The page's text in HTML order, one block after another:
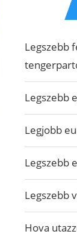
Legszebb
Legszebb
Legjobb
Legszebb
Legszebb
Hova